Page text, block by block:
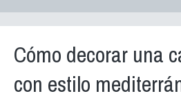
Cómo decorar una
con estilo